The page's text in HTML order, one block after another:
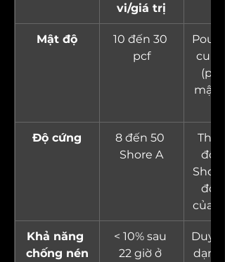
vi/giá trị
Mật độ
10 đến 30
pcf
mật
Độ cứng
8 đến 50
Shore A
độ
độ
của
Khả năng
chống nén
< 10% sau
22 giờ ở
Duy
dạng